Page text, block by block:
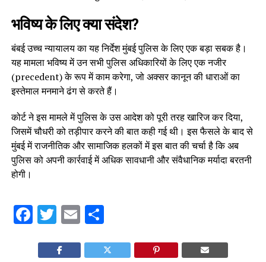
भविष्य के लिए क्या संदेश?
बंबई उच्च न्यायालय का यह निर्देश मुंबई पुलिस के लिए एक बड़ा सबक है।
यह मामला भविष्य में उन सभी पुलिस अधिकारियों के लिए एक नजीर
(precedent) के रूप में काम करेगा, जो अक्सर कानून की धाराओं का
इस्तेमाल मनमाने ढंग से करते हैं।
कोर्ट ने इस मामले में पुलिस के उस आदेश को पूरी तरह खारिज कर दिया,
जिसमें चौधरी को तड़ीपार करने की बात कही गई थी। इस फैसले के बाद से
मुंबई में राजनीतिक और सामाजिक हलकों में इस बात की चर्चा है कि अब
पुलिस को अपनी कार्रवाई में अधिक सावधानी और संवैधानिक मर्यादा बरतनी
होगी।
Facebook
Twitter
EmailShare